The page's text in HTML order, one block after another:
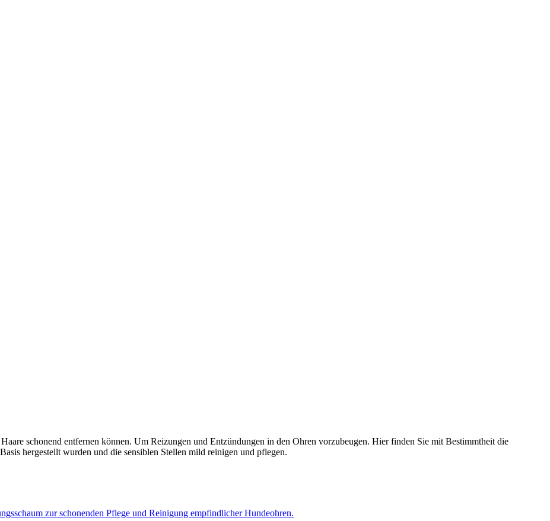
schonend entfernen können. Um Reizungen und Entzündungen in den Ohren vorzubeugen. Hier finden Sie mit Bestimmtheit die
hergestellt wurden und die sensiblen Stellen mild reinigen und pflegen.